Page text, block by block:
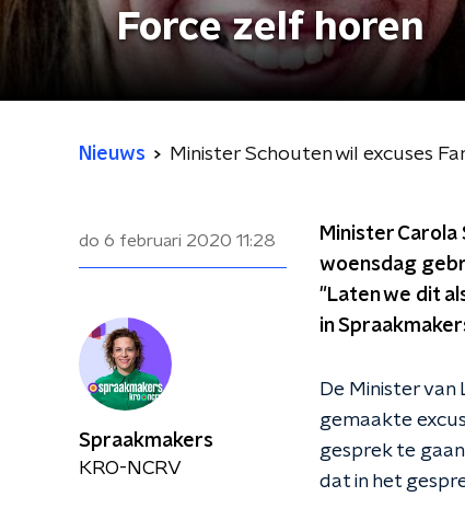
Force zelf horen
Nieuws Minister Schouten wil excuses
do 6 februari 2020 11:28
Minister
woensdag
"Laten we dit
in
De Minister
gemaakte
gesprek te
dat in het
Spraakmakers
KRO-NCRV